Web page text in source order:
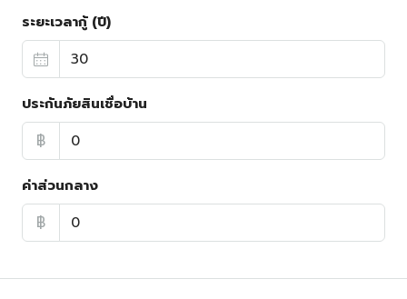
ระยะเวลากู้ (ปี)
ประกันภัยสินเชื่อบ้าน
฿
ค่าส่วนกลาง
฿